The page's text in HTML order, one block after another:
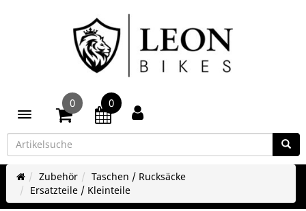
Toggle navigation
0 0
Zubehör
Taschen / Rucksäcke
Ersatzteile / Kleinteile